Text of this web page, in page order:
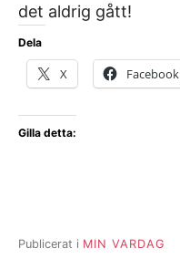
det aldrig gått!
Dela
X Facebook
Gilla detta:
Publicerat i MIN VARDAG